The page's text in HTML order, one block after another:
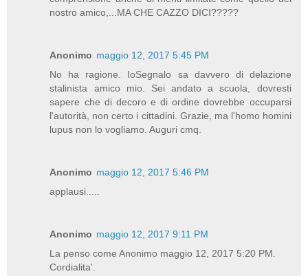
nostro amico,...MA CHE CAZZO DICI?????
Anonimo maggio 12, 2017 5:45 PM
No ha ragione. IoSegnalo sa davvero di delazione
stalinista amico mio. Sei andato a scuola, dovresti
sapere che di decoro e di ordine dovrebbe occuparsi
l'autorità, non certo i cittadini. Grazie, ma l'homo homini
lupus non lo vogliamo. Auguri cmq.
Anonimo maggio 12, 2017 5:46 PM
applausi.....
Anonimo maggio 12, 2017 9:11 PM
La penso come Anonimo maggio 12, 2017 5:20 PM.
Cordialita'.